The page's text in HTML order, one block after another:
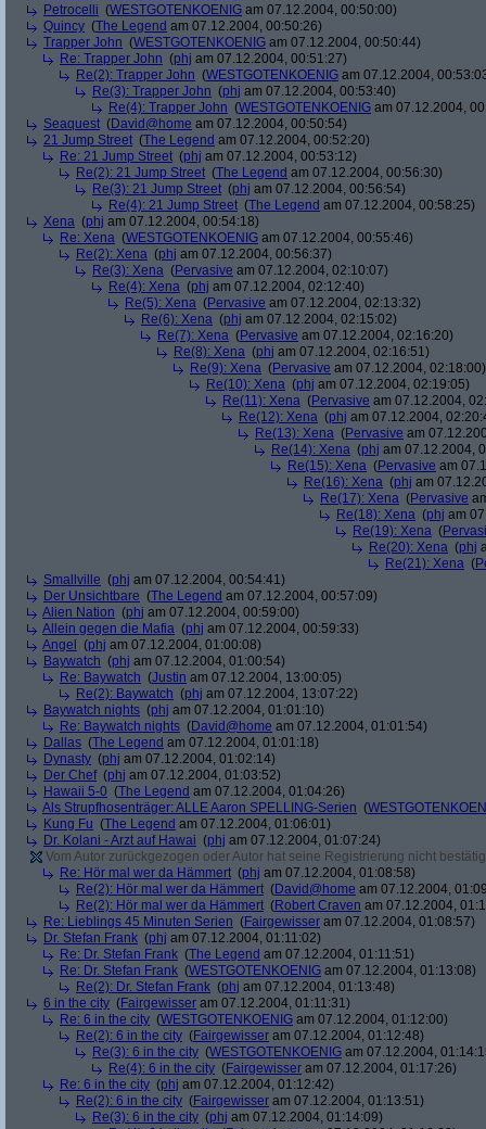
Petrocelli (WESTGOTENKOENIG am 07.12.2004, 00:50:00)
Quincy (The Legend am 07.12.2004, 00:50:26)
Trapper John (WESTGOTENKOENIG am 07.12.2004, 00:50:44)
Re: Trapper John (phj am 07.12.2004, 00:51:27)
Re(2): Trapper John (WESTGOTENKOENIG am 07.12.2004,
Re(3): Trapper John (phj am 07.12.2004, 00:53:40)
Re(4): Trapper John (WESTGOTENKOENIG am 07.12.2004,
Seaquest (David@home am 07.12.2004, 00:50:54)
21 Jump Street (The Legend am 07.12.2004, 00:52:20)
Re: 21 Jump Street (phj am 07.12.2004, 00:53:12)
Re(2): 21 Jump Street (The Legend am 07.12.2004, 00:56:30)
Re(3): 21 Jump Street (phj am 07.12.2004, 00:56:54)
Re(4): 21 Jump Street (The Legend am 07.12.2004, 00:58:25)
Xena (phj am 07.12.2004, 00:54:18)
Re: Xena (WESTGOTENKOENIG am 07.12.2004, 00:55:46)
Re(2): Xena (phj am 07.12.2004, 00:56:37)
Re(3): Xena (Pervasive am 07.12.2004, 02:10:07)
Re(4): Xena (phj am 07.12.2004, 02:12:40)
Re(5): Xena (Pervasive am 07.12.2004, 02:13:32)
Re(6): Xena (phj am 07.12.2004, 02:15:02)
Re(7): Xena (Pervasive am 07.12.2004, 02:16:20)
Re(8): Xena (phj am 07.12.2004, 02:16:51)
Re(9): Xena (Pervasive am 07.12.2004, 02:18:00)
Re(10): Xena (phj am 07.12.2004, 02:19:05)
Re(11): Xena (Pervasive am 07.12.2004,
Re(12): Xena (phj am 07.12.2004,
Re(13): Xena (Pervasive am
Re(14): Xena (phj am 07.12.2004,
Re(15): Xena (Pervasive am
Re(16): Xena (phj am
Re(17): Xena (Pervasive
Re(18): Xena (phj am
Re(19): Xena (
Re(20): Xena (phj
Re(21): Xena (
Smallville (phj am 07.12.2004, 00:54:41)
Der Unsichtbare (The Legend am 07.12.2004, 00:57:09)
Alien Nation (phj am 07.12.2004, 00:59:00)
Allein gegen die Mafia (phj am 07.12.2004, 00:59:33)
Angel
(phj am 07.12.2004, 01:00:08)
Baywatch (phj am 07.12.2004, 01:00:54)
Re: Baywatch (Justin am 07.12.2004, 13:00:05)
Re(2): Baywatch (phj am 07.12.2004, 13:07:22)
Baywatch nights (phj am 07.12.2004, 01:01:10)
Re: Baywatch nights (David@home am 07.12.2004, 01:01:54)
Dallas (The Legend am 07.12.2004, 01:01:18)
Dynasty (phj am 07.12.2004, 01:02:14)
Der Chef(phj am 07.12.2004, 01:03:52)
Hawaii 5-0 (The Legend am 07.12.2004, 01:04:26)
Als Strupfhosenträger: ALLE Aaron SPELLING-Serien (
Kung Fu (The Legend am 07.12.2004, 01:06:01)
Dr. Kolani - Arzt auf Hawai (phj am 07.12.2004, 01:07:24)
Vom Autor zurückgezogen oder Autor hat seine Registrierung nicht
Re: Hör mal wer da Hämmert (phj am 07.12.2004, 01:08:58)
Re(2): Hör mal wer da Hämmert (David@home am 07.12.2004,
Re(2): Hör mal wer da Hämmert (Robert Craven am 07.12.2004,
Re: Lieblings 45 Minuten Serien (Fairgewisser am 07.12.2004, 01:08:57)
Dr. Stefan Frank (phj am 07.12.2004, 01:11:02)
Re: Dr. Stefan Frank (The Legend am 07.12.2004, 01:11:51)
Re: Dr. Stefan Frank (WESTGOTENKOENIG am 07.12.2004, 01:13:08)
Re(2): Dr. Stefan Frank (phj am 07.12.2004, 01:13:48)
6 in the city (Fairgewisser am 07.12.2004, 01:11:31)
Re: 6 in the city (WESTGOTENKOENIG am 07.12.2004, 01:12:00)
Re(2): 6 in the city (Fairgewisser am 07.12.2004, 01:12:48)
Re(3): 6 in the city (WESTGOTENKOENIG am 07.12.2004,
Re(4): 6 in the city (Fairgewisser am 07.12.2004, 01:17:26)
Re: 6 in the city (phj am 07.12.2004, 01:12:42)
Re(2): 6 in the city (Fairgewisser am 07.12.2004, 01:13:51)
Re(3): 6 in the city (phj am 07.12.2004, 01:14:09)